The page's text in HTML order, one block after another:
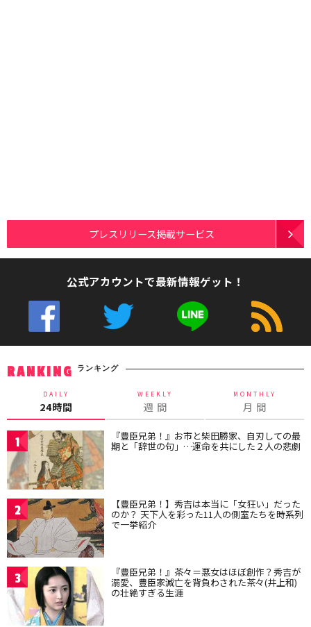
プレスリリース掲載サービス
公式アカウントで最新情報ゲット！
RANKING ランキング
DAILY
24時間
WEEKLY
週 間
MONTHLY
月 間
1 『豊臣兄弟！』お市と柴田勝家、自刃しての最
期と「辞世の句」…運命を共にした２人の悲劇
2 【豊臣兄弟！】秀吉は本当に「女狂い」だった
のか？ 天下人を彩った11人の側室たちを時系列
で一挙紹介
3 『豊臣兄弟！』茶々＝悪女はほぼ創作？秀吉が
溺愛、豊臣家滅亡を背負わされた茶々(井上和)
の壮絶すぎる生涯